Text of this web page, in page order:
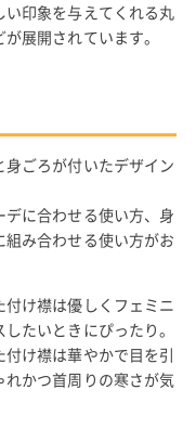
印象を与えてくれる丸
展開されています。
ごろが付いたデザイン
に合わせる使い方、身
み合わせる使い方がお
け襟は優しくフェミニ
たいときにぴったり。
け襟は華やかで目を引
かつ首周りの寒さが気